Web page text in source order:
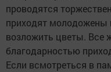
проводятся
приходят молодожены
возложить цветы. Все
благодарностью
Если всмотреться в